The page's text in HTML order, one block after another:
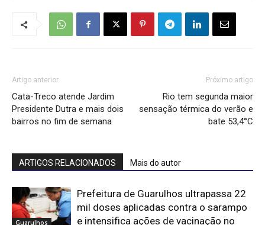
Artigo anterior
Cata-Treco atende Jardim
Presidente Dutra e mais dois
bairros no fim de semana
Próximo artigo
Rio tem segunda maior
sensação térmica do verão e
bate 53,4°C
ARTIGOS RELACIONADOS Mais do autor
Guarulhos
Prefeitura de Guarulhos ultrapassa 22
mil doses aplicadas contra o sarampo
e intensifica ações de vacinação no